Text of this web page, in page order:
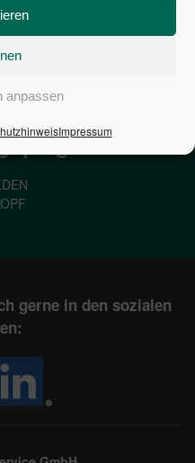
anpassen
Impressum
€
gerne in den sozialen